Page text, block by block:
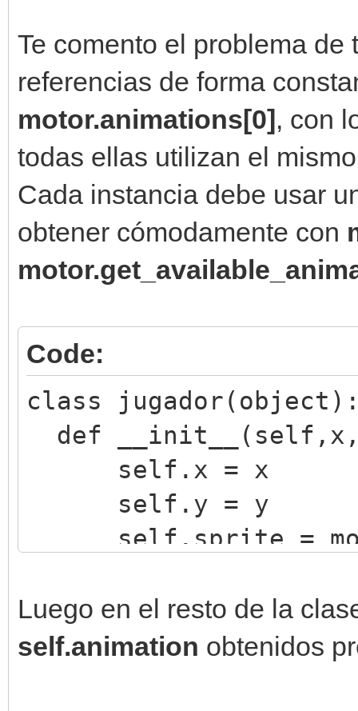
self.x += 2
elif
self.x -= 2
if
jugador(60,160)
jugador(160,260)
jugador(260,360)
Te comento el problema
referencias de forma
motor.animations[0], con
todas ellas utilizan el
Cada instancia debe usar
obtener cómodamente con
Code:
class
def
self.x = x
self.y = y
self.sprite =
...
Luego en el resto de la
self.animation obtenidos